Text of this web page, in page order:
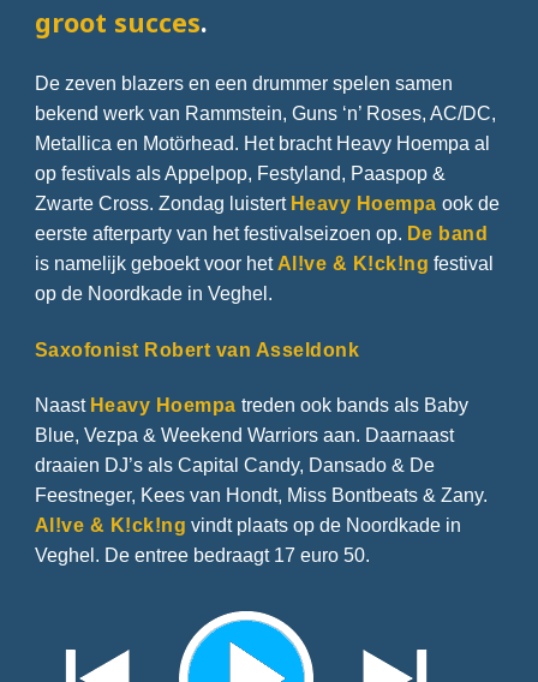
groot succes.
De zeven blazers en een drummer spelen samen
bekend werk van Rammstein, Guns ‘n’ Roses, AC/DC,
Metallica en Motörhead. Het bracht Heavy Hoempa al
op festivals als Appelpop, Festyland, Paaspop &
Zwarte Cross. Zondag luistert Heavy Hoempa ook de
eerste afterparty van het festivalseizoen op. De band
is namelijk geboekt voor het Al!ve & K!ck!ng festival
op de Noordkade in Veghel.
Saxofonist Robert van Asseldonk
Naast Heavy Hoempa treden ook bands als Baby
Blue, Vezpa & Weekend Warriors aan. Daarnaast
draaien DJ’s als Capital Candy, Dansado & De
Feestneger, Kees van Hondt, Miss Bontbeats & Zany.
Al!ve & K!ck!ng vindt plaats op de Noordkade in
Veghel. De entree bedraagt 17 euro 50.